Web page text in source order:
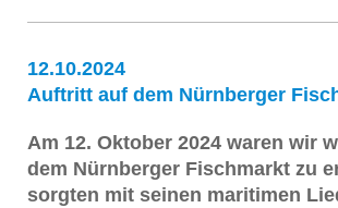
12.10.2024
Auftritt auf dem Nürnberger
Am 12. Oktober 2024 waren wir
dem Nürnberger Fischmarkt zu
sorgten mit seinen maritimen